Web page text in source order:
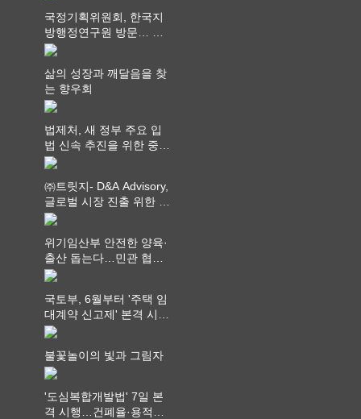
국정기획위원회, 한국지
방행정연구원 방문… 국
가균형성장 논의
삶의 성장과 깨달음을 찾
는 향우회
법제처, 새 정부 주요 입
법 신속 추진을 위한 중앙
부처 법무담당관 회의 개
㈜트릿지- D&A Advisory,
글로벌 시장 진출 위한 전
략적 업무협약 체결
위기임산부 안전한 양육·
출산 돕는다…민관 협력
체계 구축
국토부, 6월부터 '주택 임
대계약 신고제' 본격 시
행…실거래가 투명화 기
불꽃놀이의 빛과 그림자
'도심복합개발법' 7일 본
격 시행…건폐율·용적률